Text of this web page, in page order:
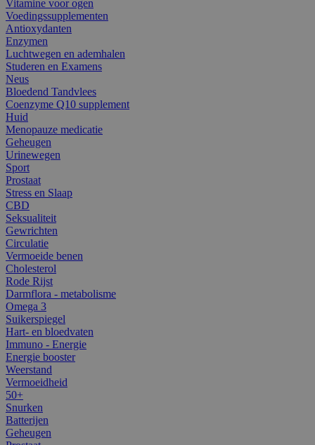
Vitamine voor ogen
Voedingssupplementen
Antioxydanten
Enzymen
Luchtwegen en ademhalen
Studeren en Examens
Neus
Bloedend Tandvlees
Coenzyme Q10 supplement
Huid
Menopauze medicatie
Geheugen
Urinewegen
Sport
Prostaat
Stress en Slaap
CBD
Seksualiteit
Gewrichten
Circulatie
Vermoeide benen
Cholesterol
Rode Rijst
Darmflora - metabolisme
Omega 3
Suikerspiegel
Hart- en bloedvaten
Immuno - Energie
Energie booster
Weerstand
Vermoeidheid
50+
Snurken
Batterijen
Geheugen